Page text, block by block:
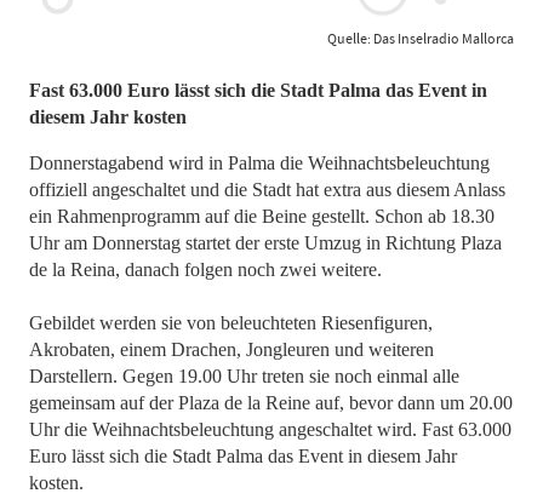
Quelle: Das Inselradio Mallorca
Fast 63.000 Euro lässt sich die Stadt Palma das Event in
diesem Jahr kosten
Donnerstagabend wird in Palma die Weihnachtsbeleuchtung
offiziell angeschaltet und die Stadt hat extra aus diesem Anlass
ein Rahmenprogramm auf die Beine gestellt. Schon ab 18.30
Uhr am Donnerstag startet der erste Umzug in Richtung Plaza
de la Reina, danach folgen noch zwei weitere.
Gebildet werden sie von beleuchteten Riesenfiguren,
Akrobaten, einem Drachen, Jongleuren und weiteren
Darstellern. Gegen 19.00 Uhr treten sie noch einmal alle
gemeinsam auf der Plaza de la Reine auf, bevor dann um 20.00
Uhr die Weihnachtsbeleuchtung angeschaltet wird. Fast 63.000
Euro lässt sich die Stadt Palma das Event in diesem Jahr
kosten.